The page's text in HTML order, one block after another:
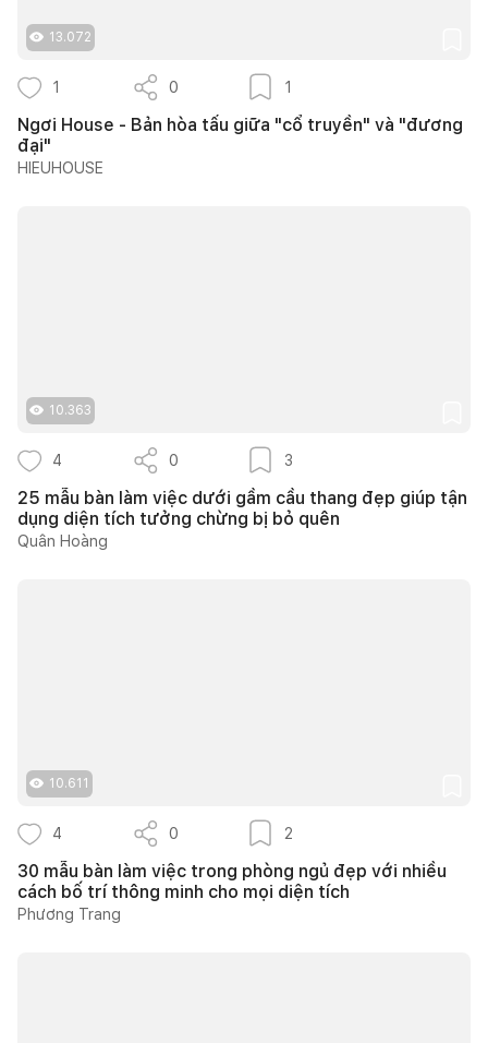
13.072
1 0 1
Ngơi House - Bản hòa tấu giữa "cổ truyền" và "đương
đại"
HIEUHOUSE
10.363
4 0 3
25 mẫu bàn làm việc dưới gầm cầu thang đẹp giúp tận
dụng diện tích tưởng chừng bị bỏ quên
Quân Hoàng
10.611
4 0 2
30 mẫu bàn làm việc trong phòng ngủ đẹp với nhiều
cách bố trí thông minh cho mọi diện tích
Phương Trang